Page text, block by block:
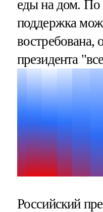
еды на дом. По
поддержка
востребована,
президента
Российский